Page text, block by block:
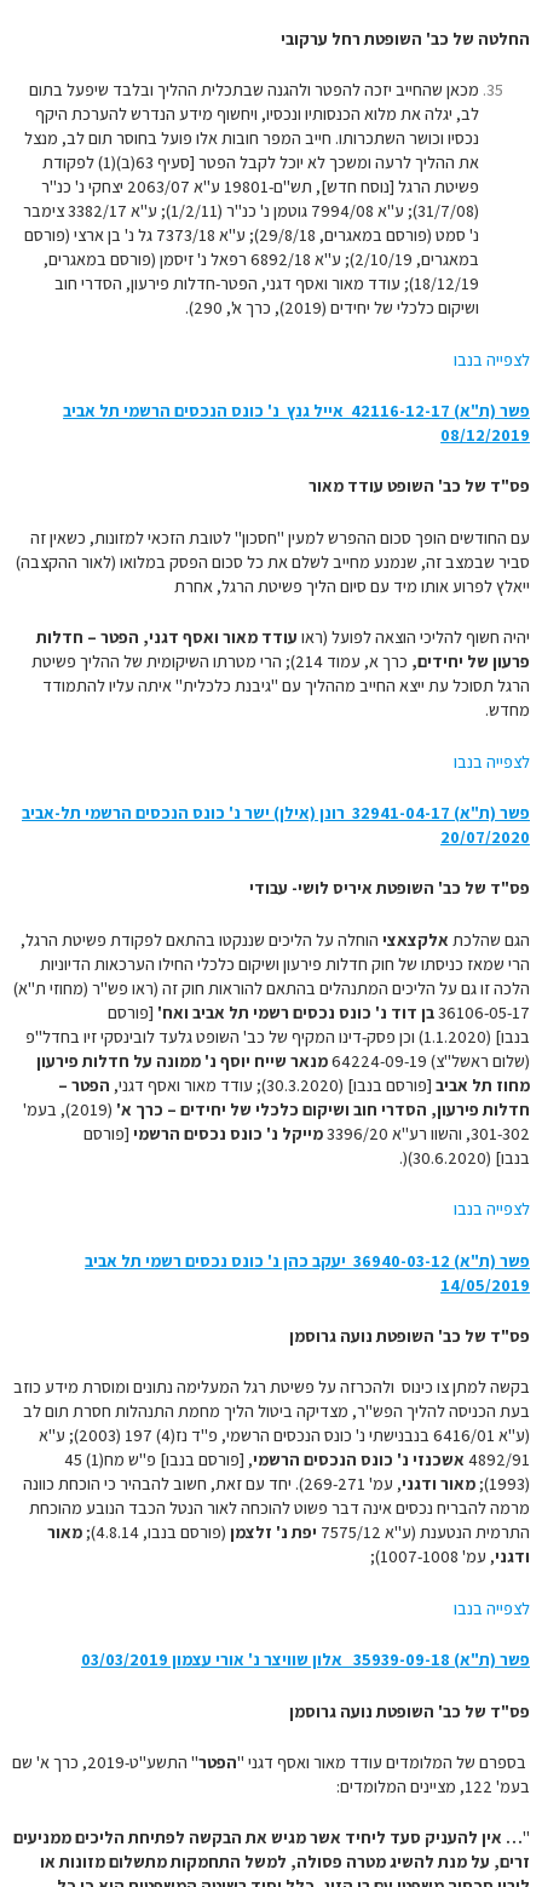
החלטה של כב' השופטת רחל ערקובי
מכאן שהחייב יזכה להפטר ולהגנה שבתכלית ההליך ובלבד שיפעל בתום
לב, יגלה את מלוא הכנסותיו ונכסיו, ויחשוף מידע הנדרש להערכת היקף
נכסיו וכושר השתכרותו. חייב המפר חובות אלו פועל בחוסר תום לב, מנצל
את ההליך לרעה ומשכך לא יוכל לקבל הפטר [סעיף 63(ב)(1) לפקודת
פשיטת הרגל [נוסח חדש], תש"ם-19801 ע"א 2063/07 יצחקי נ' כנ"ר
(31/7/08); ע"א 7994/08 גוטמן נ' כנ"ר (1/2/11); ע"א 3382/17 צימבר
נ' סמט (פורסם במאגרים, 29/8/18); ע"א 7373/18 גל נ' בן ארצי (פורסם
במאגרים, 2/10/19); ע"א 6892/18 ‏רפאל נ' זיסמן (פורסם במאגרים,
18/12/19); עודד מאור ואסף דגני, הפטר-חדלות פירעון, הסדרי חוב
ושיקום כלכלי של יחידים (2019), כרך א', 290).
לצפייה בנבו
פשר (ת"א) 42116-12-17‏ ‏ אייל גנץ נ' כונס הנכסים הרשמי תל אביב
08/12/2019
פס"ד של כב' השופט עודד מאור
עם החודשים הופך סכום ההפרש למעין "חסכון" לטובת הזכאי למזונות, כשאין זה
סביר שבמצב זה, שנמנע מחייב לשלם את כל סכום הפסק במלואו (לאור ההקצבה)
ייאלץ לפרוע אותו מיד עם סיום הליך פשיטת הרגל, אחרת
יהיה חשוף להליכי הוצאה לפועל (ראו עודד מאור ואסף דגני, הפטר – חדלות
פרעון של יחידים,
כרך א, עמוד 214); הרי מטרתו השיקומית של ההליך פשיטת
הרגל תסוכל עת ייצא החייב מההליך עם "גיבנת כלכלית" איתה עליו להתמודד
מחדש.
לצפייה בנבו
פשר (ת"א) 32941-04-17‏ ‏ רונן (אילן) ישר נ' כונס הנכסים הרשמי תל-אביב
20/07/2020
פס"ד של כב' השופטת איריס לושי- עבודי
הגם שהלכת אלקצאצי הוחלה על הליכים שננקטו בהתאם לפקודת פשיטת הרגל,
הרי שמאז כניסתו של חוק חדלות פירעון ושיקום כלכלי החילו הערכאות הדיוניות
הלכה זו גם על הליכים המתנהלים בהתאם להוראות חוק זה (ראו פש"ר (מחוזי ת"א)
36106-05-17בן דוד נ' כונס נכסים רשמי תל אביב ואח' [פורסם
בנבו] (1.1.2020) וכן פסק-דינו המקיף של כב' השופט גלעד לובינסקי זיו בחדל"פ
(שלום ראשל"צ) 64224-09-19
מנאר שייח יוסף נ' ממונה על חדלות פירעון
מחוז תל אביב [פורסם בנבו] (30.3.2020); עודד מאור ואסף דגני,
הפטר –
חדלות פירעון, הסדרי חוב ושיקום כלכלי של יחידים – כרך א'
(2019), בעמ'
301-302, והשוו רע"א 3396/20
מייקל נ' כונס נכסים הרשמי [פורסם
בנבו] (30.6.2020)(.
לצפייה בנבו
פשר (ת"א) 36940-03-12‏ ‏ יעקב כהן נ' כונס נכסים רשמי תל אביב
14/05/2019
פס"ד של כב' השופטת נועה גרוסמן
בקשה למתן צו כינוס ולהכרזה על פשיטת רגל המעלימה נתונים ומוסרת מידע כוזב
בעת הכניסה להליך הפש"ר, מצדיקה ביטול הליך מחמת התנהלות חסרת תום לב
(ע"א 6416/01 בנבנישתי נ' כונס הנכסים הרשמי, פ"ד נז(4) 197 (2003); ע"א
4892/91 אשכנזי נ' כונס הנכסים הרשמי
, [פורסם בנבו] פ"ש מח(1) 45
(1993);
מאור ודגני
, עמ' 269-271). יחד עם זאת, חשוב להבהיר כי הוכחת כוונה
מרמה להבריח נכסים אינה דבר פשוט להוכחה לאור הנטל הכבד הנובע מהוכחת
התרמית הנטענת (ע"א 7575/12 יפת נ' זלצמן (פורסם בנבו, 4.8.14);
מאור
ודגני, עמ' 1007-1008);
לצפייה בנבו
פשר (ת"א) 35939-09-18‏ ‏ אלון שוויצר נ' אורי עצמון 03/03/2019
פס"ד של כב' השופטת נועה גרוסמן
בספרם של המלומדים עודד מאור ואסף דגני "הפטר
" התשע"ט-2019, כרך א' שם
בעמ' 122, מציינים המלומדים:
"… אין להעניק סעד ליחיד אשר מגיש את הבקשה לפתיחת הליכים ממניעים
זרים, על מנת להשיג מטרה פסולה, למשל התחמקות מתשלום מזונות או